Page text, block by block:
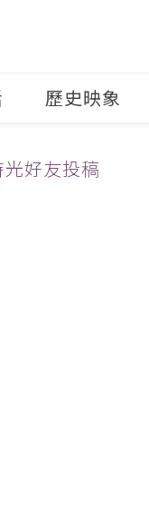
歷史映象
好友投稿